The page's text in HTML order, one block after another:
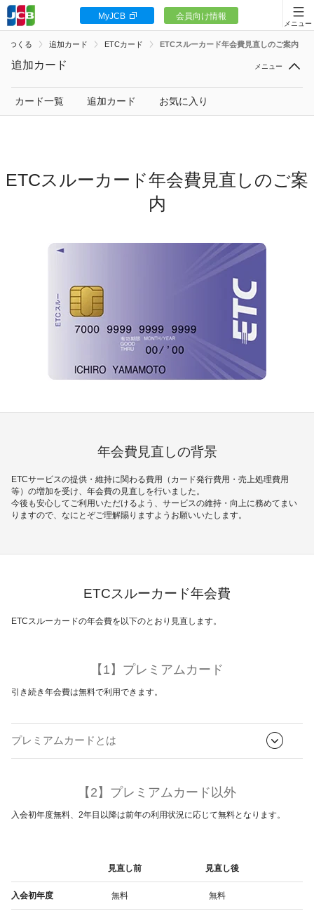
カードをつくる
JCBカードの魅力
入会キャンペーン
ギフトカードなど
法人のお客様
加盟店のお客様
会員向け情報
MyJCB
つくる 追加カード ETCカード ETCスルーカード年会費見直しのご案内
追加カード
カード一覧 追加カード お気に入り
ETCスルーカード年会費見直しのご案
内
年会費見直しの背景
ETCサービスの提供・維持に関わる費用（カード発行費用・売上処理費用
等）の増加を受け、年会費の見直しを行いました。
今後も安心してご利用いただけるよう、サービスの維持・向上に務めてまい
りますので、なにとぞご理解賜りますようお願いいたします。
ETCスルーカード年会費
ETCスルーカードの年会費を以下のとおり見直します。
【1】プレミアムカード
引き続き年会費は無料で利用できます。
プレミアムカードとは
【2】プレミアムカード以外
入会初年度無料、2年目以降は前年の利用状況に応じて無料となります。
見直し前 見直し後
入会初年度 無料 無料